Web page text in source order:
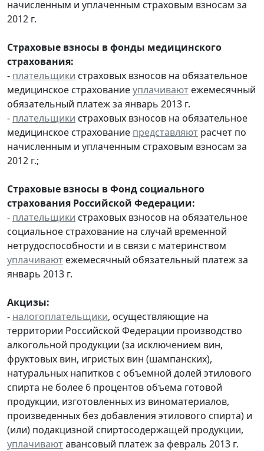
начисленным и уплаченным страховым взносам за
2012 г.
Страховые взносы в фонды медицинского
страхования:
- плательщики страховых взносов на обязательное
медицинское страхованиеуплачивают ежемесячный
обязательный платеж за январь 2013 г.
- плательщики страховых взносов на обязательное
медицинское страхование представляют расчет по
начисленным и уплаченным страховым взносам за
2012 г.;
Страховые взносы в Фонд социального
страхования Российской Федерации:
- плательщики страховых взносов на обязательное
социальное страхование на случай временной
нетрудоспособности и в связи с материнством
уплачивают ежемесячный обязательный платеж за
январь 2013 г.
Акцизы:
- налогоплательщики, осуществляющие на
территории Российской Федерации производство
алкогольной продукции (за исключением вин,
фруктовых вин, игристых вин (шампанских),
натуральных напитков с объемной долей этилового
спирта не более 6 процентов объема готовой
продукции, изготовленных из виноматериалов,
произведенных без добавления этилового спирта) и
(или) подакцизной спиртосодержащей продукции,
уплачиваютавансовый платеж за февраль 2013 г.